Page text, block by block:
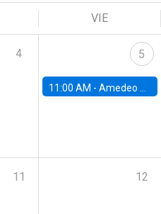
VIE
4 5
11:00 AM - Amedeo Piolatto, Universidad Autónoma de Barcelona (UAB)
11 12